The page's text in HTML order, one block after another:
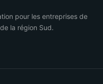
pour les entreprises de
la région Sud.